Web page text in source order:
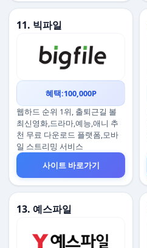
11. 빅파일
혜택:100,000P
웹하드 순위 1위, 출퇴근길 볼
최신영화,드라마,예능,애니 추
천 무료 다운로드 플랫폼,모바
일 스트리밍 서비스
사이트 바로가기
13. 예스파일